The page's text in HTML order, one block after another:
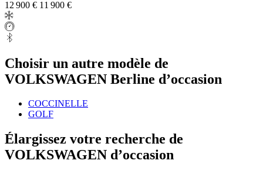
12 900 € 11 900 €
Choisir un autre modèle de
VOLKSWAGEN Berline d’occasion
COCCINELLE
GOLF
Élargissez votre recherche de
VOLKSWAGEN d’occasion